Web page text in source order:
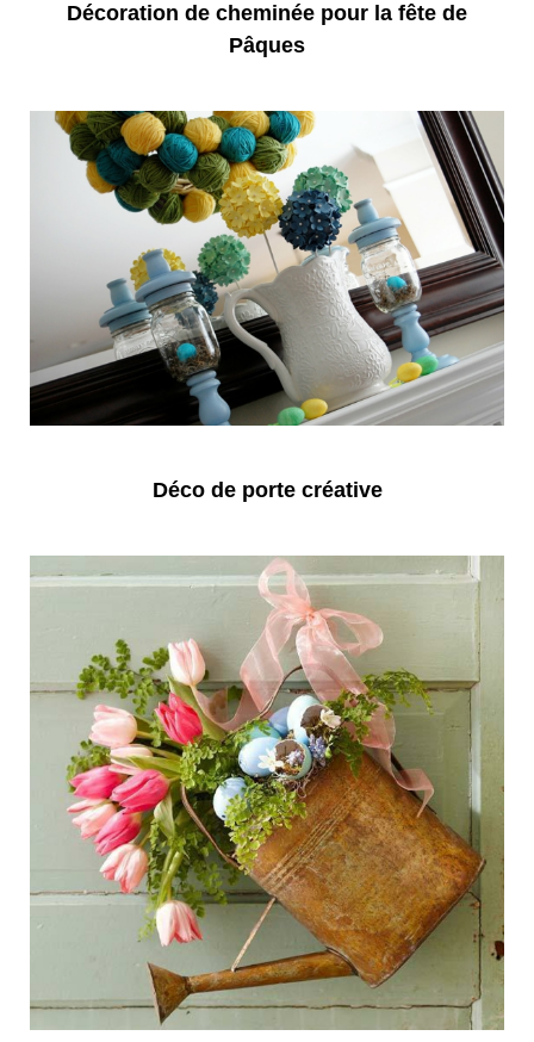
Décoration de cheminée pour la fête de
Pâques
Déco de porte créative